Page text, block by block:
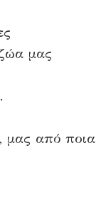
μας
μας από ποια